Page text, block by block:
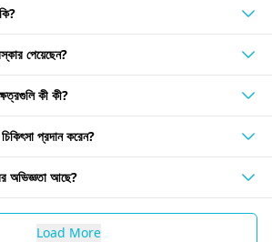
পেয়েছেন?
কী কী?
প্রদান করেন?
অভিজ্ঞতা আছে?
Load More